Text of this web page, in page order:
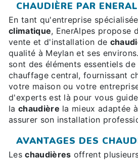
CHAUDIÈRE PAR
En tant qu'entreprise
climatique, EnerAlpes propose
vente et d'installation de
qualité à Meylan et ses
sont des éléments essentiels
chauffage central, fournissant
votre maison ou votre
d'experts est là pour vous
la chaudière la mieux adaptée
assurer son installation
AVANTAGES DES
Leschaudières offrent